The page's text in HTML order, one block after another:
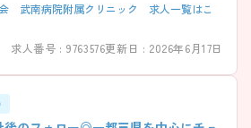
武南病院附属クリニック 求人一覧はこ
求人番号 : 9763576更新日 : 2026年6月17日